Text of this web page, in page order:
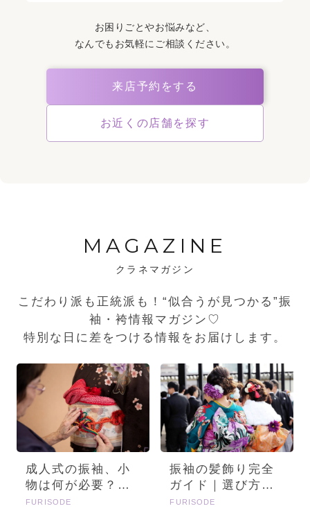
お困りごとやお悩みなど、
なんでもお気軽にご相談ください。
来店予約をする
お近くの店舗を探す
MAGAZINE
クラネマガジン
こだわり派も正統派も！“似合うが見つかる”振
袖・袴情報マガジン♡
特別な日に差をつける情報をお届けします。
成人式の振袖、小
物は何が必要？画
像とセットで詳し
FURISODE
振袖の髪飾り完全
ガイド｜選び方・
種類・トレンドを
FURISODE